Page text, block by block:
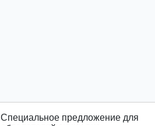
Специальное предложение для